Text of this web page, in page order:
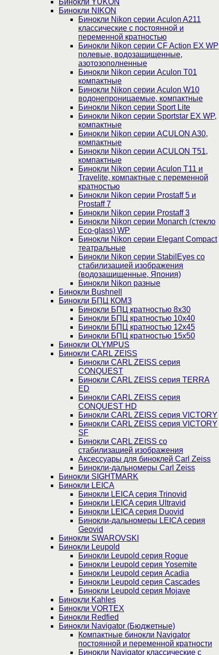
Бинокли YUKON
Бинокли NIKON
Бинокли Nikon серии Aculon A211
классические с постоянной и
переменной кратностью
Бинокли Nikon серии СF Action EX WP
полевые, водозащищенные,
азотозополненные
Бинокли Nikon серии Aculon T01
компактные
Бинокли Nikon серии Aculon W10
водонепроницаемые, компактные
Бинокли Nikon серии Sport Lite
Бинокли Nikon серии Sportstar EX WP,
компактные
Бинокли Nikon серии ACULON A30,
компактные
Бинокли Nikon серии ACULON Т51,
компактные
Бинокли Nikon серии Aculon T11 и
Travelite, компактные с переменной
кратностью
Бинокли Nikon серии Prostaff 5 и
Prostaff 7
Бинокли Nikon серии Prostaff 3
Бинокли Nikon серии Monarch (стекло
Eco-glass) WP
Бинокли Nikon серии Elegant Compact
театральные
Бинокли Nikon серии StabilEyes со
стабилизацией изображения
(водозащищенные, Япония)
Бинокли Nikon разные
Бинокли Bushnell
Бинокли БПЦ КОМЗ
Бинокли БПЦ кратностью 8х30
Бинокли БПЦ кратностью 10х40
Бинокли БПЦ кратностью 12х45
Бинокли БПЦ кратностью 15х50
Бинокли OLYMPUS
Бинокли CARL ZEISS
Бинокли CARL ZEISS серия
CONQUEST
Бинокли CARL ZEISS серия TERRA
ED
Бинокли CARL ZEISS серия
CONQUEST HD
Бинокли CARL ZEISS серия VICTORY
Бинокли CARL ZEISS серия VICTORY
SF
Бинокли CARL ZEISS со
стабилизацией изображения
Аксессуары для биноклей Carl Zeiss
Бинокли-дальномеры Carl Zeiss
Бинокли SIGHTMARK
Бинокли LEICA
Бинокли LEICA серия Trinovid
Бинокли LEICA серия Ultravid
Бинокли LEICA серия Duovid
Бинокли-дальномеры LEICA серия
Geovid
Бинокли SWAROVSKI
Бинокли Leupold
Бинокли Leupold серия Rogue
Бинокли Leupold серия Yosemite
Бинокли Leupold серия Acadia
Бинокли Leupold серия Cascades
Бинокли Leupold серия Mojave
Бинокли Kahles
Бинокли VORTEX
Бинокли Redfied
Бинокли Navigator (Бюджетные)
Компактные бинокли Navigator
постоянной и переменной кратности
Бинокли Navigator классические с